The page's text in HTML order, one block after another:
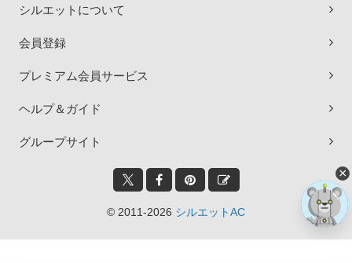
シルエットについて
会員登録
プレミアム会員サービス
ヘルプ＆ガイド
グループサイト
© 2011-2026 シルエットAC
×